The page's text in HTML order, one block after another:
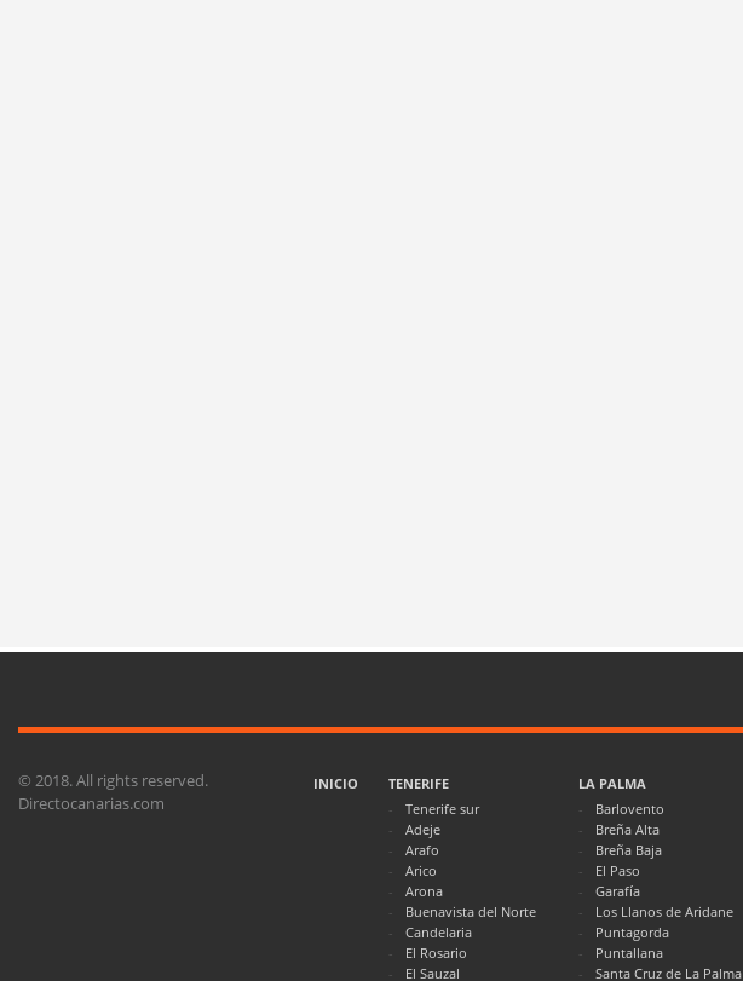
INICIO
TENERIFE
Tenerife sur
Adeje
Arafo
Arico
Arona
Buenavista del Norte
Candelaria
El Rosario
El Sauzal
LA PALMA
Barlovento
Breña Alta
Breña Baja
El Paso
Garafía
Los Llanos de Aridane
Puntagorda
Puntallana
Santa Cruz de La Palma
© 2018. All rights reserved.
Directocanarias.com